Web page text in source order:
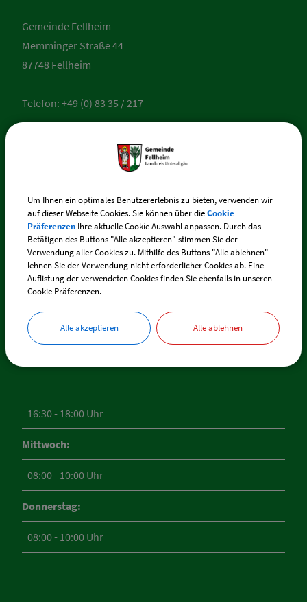
Gemeinde Fellheim
Memminger Straße 44
87748 Fellheim
Telefon: +49 (0) 83 35 / 217
fellheim@vg-boos.de
BayernPortal - Sicherer Kontakt
ÖFFNUNGSZEITEN
RATHAUS FELLHEIM
Montag:
(Bürgermeister-Sprechstunde)
16:30 - 18:00 Uhr
Mittwoch:
08:00 - 10:00 Uhr
Donnerstag:
08:00 - 10:00 Uhr
Um Ihnen ein optimales Benutzererlebnis zu bieten, verwenden wir
auf dieser Webseite Cookies. Sie können über dieCookie
Präferenzen Ihre aktuelle Cookie Auswahl anpassen. Durch das
Betätigen des Buttons "Alle akzeptieren" stimmen Sie der
Verwendung aller Cookies zu. Mithilfe des Buttons "Alle ablehnen"
lehnen Sie der Verwendung nicht erforderlicher Cookies ab. Eine
Auflistung der verwendeten Cookies finden Sie ebenfalls in unseren
Cookie Präferenzen.
Alle akzeptieren Alle ablehnen